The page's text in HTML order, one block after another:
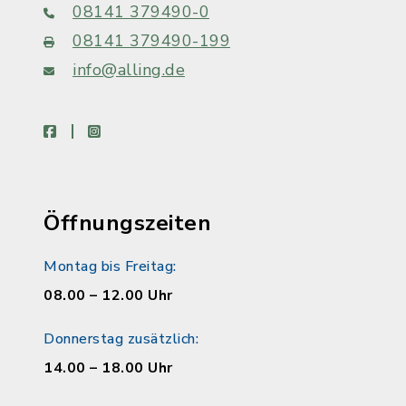
08141 379490-0
08141 379490-199
info@alling.de
facebookinstagram
Öffnungszeiten
Montag bis Freitag:
08.00 – 12.00 Uhr
Donnerstag zusätzlich:
14.00 – 18.00 Uhr